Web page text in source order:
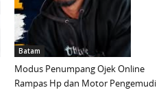
Batam
Modus Penumpang Ojek Online
Rampas Hp dan Motor Pengemudi